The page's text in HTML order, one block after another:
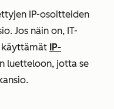
IP-osoitteiden
Jos näin on, IT-
käyttämät IP-
luetteloon, jotta se